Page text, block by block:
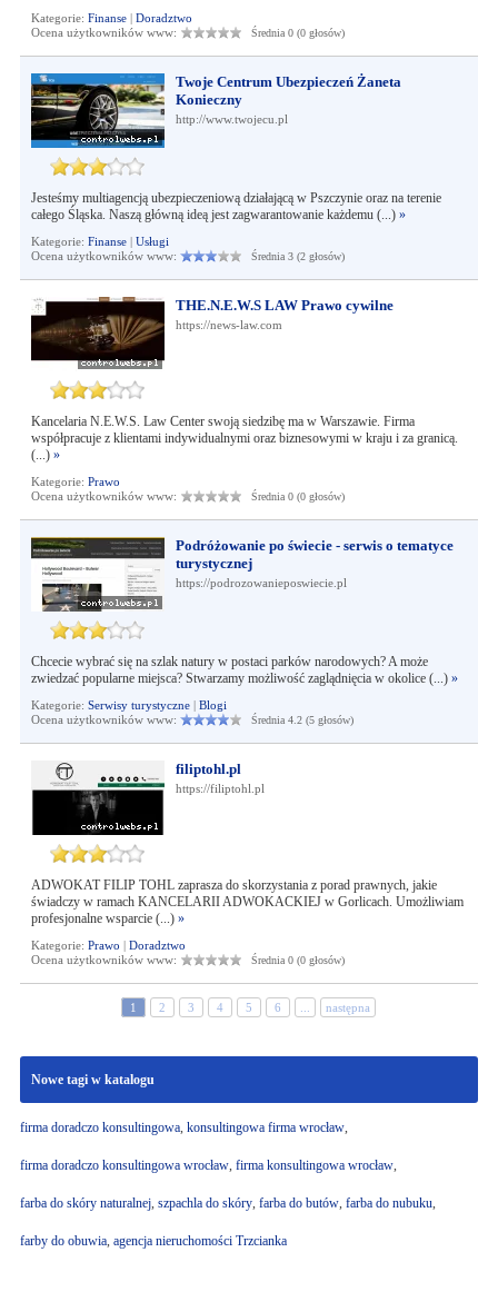
Kategorie: Finanse| Doradztwo
Ocena użytkowników www:
Średnia 0 (0 głosów)
Twoje Centrum Ubezpieczeń Żaneta
Konieczny
http://www.twojecu.pl
Jesteśmy multiagencją ubezpieczeniową działającą w Pszczynie oraz na terenie
całego Śląska. Naszą główną ideą jest zagwarantowanie każdemu (...) »
Kategorie: Finanse| Usługi
Ocena użytkowników www:
Średnia 3 (2 głosów)
THE.N.E.W.S LAW Prawo cywilne
https://news-law.com
Kancelaria N.E.W.S. Law Center swoją siedzibę ma w Warszawie. Firma
współpracuje z klientami indywidualnymi oraz biznesowymi w kraju i za granicą.
(...) »
Kategorie: Prawo
Ocena użytkowników www:
Średnia 0 (0 głosów)
Podróżowanie po świecie - serwis o tematyce
turystycznej
https://podrozowanieposwiecie.pl
Chcecie wybrać się na szlak natury w postaci parków narodowych? A może
zwiedzać popularne miejsca? Stwarzamy możliwość zaglądnięcia w okolice (...) »
Kategorie: Serwisy turystyczne| Blogi
Ocena użytkowników www:
Średnia 4.2 (5 głosów)
filiptohl.pl
https://filiptohl.pl
ADWOKAT FILIP TOHL zaprasza do skorzystania z porad prawnych, jakie
świadczy w ramach KANCELARII ADWOKACKIEJ w Gorlicach. Umożliwiam
profesjonalne wsparcie (...) »
Kategorie: Prawo | Doradztwo
Ocena użytkowników www:
Średnia 0 (0 głosów)
1 2 3 4 5 6 następna
Nowe tagi w katalogu
firma doradczo konsultingowa, konsultingowa firma wrocław,
firma doradczo konsultingowa wrocław, firma konsultingowa wrocław,
farba do skóry naturalnej, szpachla do skóry, farba do butów, farba do nubuku,
farby do obuwia, agencja nieruchomości Trzcianka